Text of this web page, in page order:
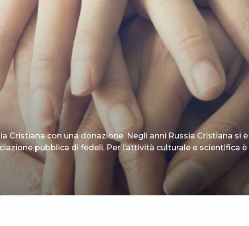
Cristiana con una donazione. Negli anni Russia Cristiana
pubblica di fedeli. Per l’attività culturale e scientifica